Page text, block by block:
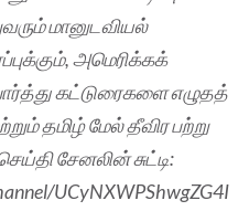
மானுடவியல்
அமெரிக்கக்
கட்டுரைகளை எழுதத்
தமிழ் மேல் தீவிர பற்று
சேனலின் சுட்டி:
UCyNXWPShwgZG4I